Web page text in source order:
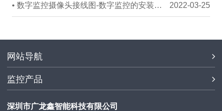
2022-03-25
• 数字监控摄像头接线图-数字监控的安装与接线图解
网站导航
监控产品
深圳市广龙鑫智能科技有限公司